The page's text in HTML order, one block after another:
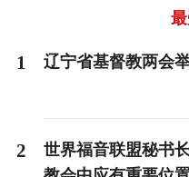
1 辽宁省基督教两会
2
世界福音联盟秘书